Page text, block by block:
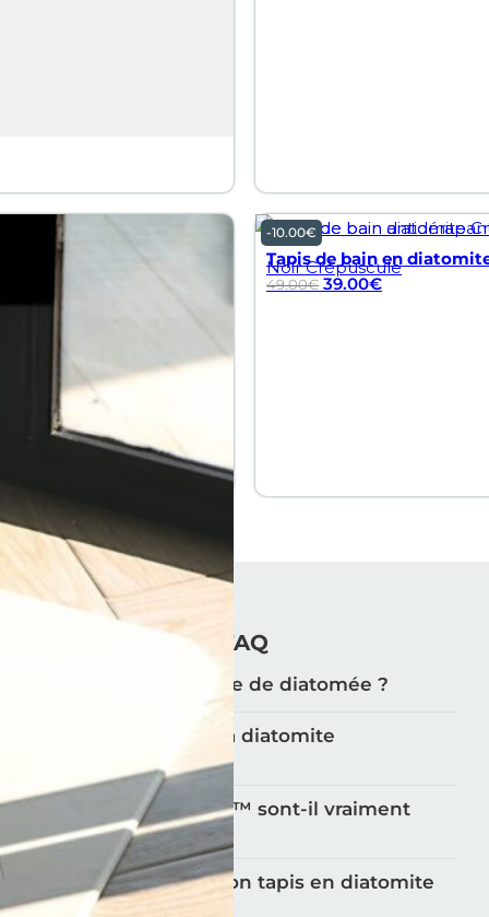
-10.00€
Tapis de bain en
Noir Crépuscule
49.00€ 39.00€
Qu'est-ce qui rend la diatomite
antimicrobienne ?
Les tapis Moonstone™️ sont-il vraiment
antidérapants ?
Comment utiliser mon tapis en diatomite